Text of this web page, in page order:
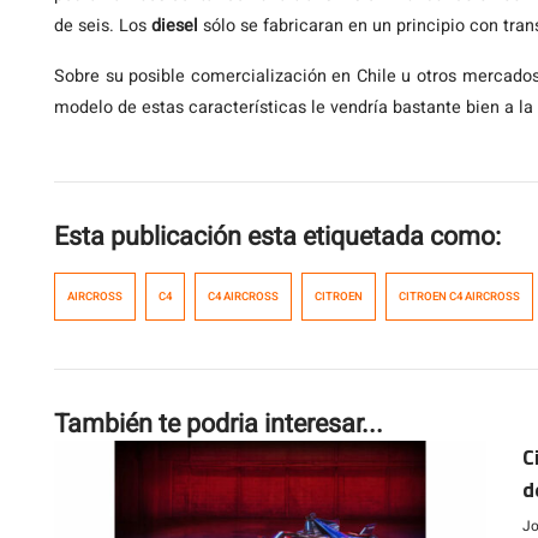
de seis. Losdiesel sólo se fabricaran en un principio con
Sobre su posible comercialización en Chile u otros
modelo de estas características le vendría bastante bien a
Esta publicación esta etiquetada como:
AIRCROSS C4 C4 AIRCROSS CITROEN CITROEN C4 AIRCROSS
También te podria interesar...